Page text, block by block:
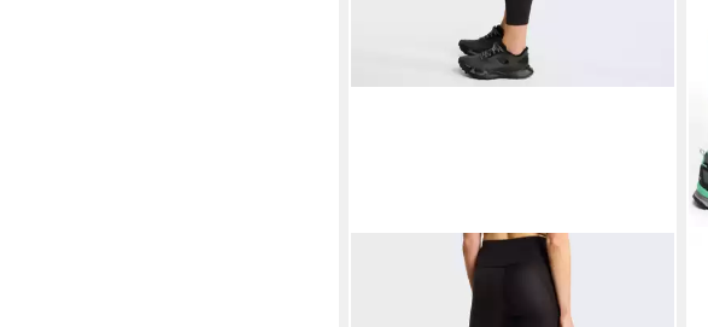
THE NORTH FACE
Funktionstights W FLEX 25IN TIGHT
mit FlashDry™ Technologie,